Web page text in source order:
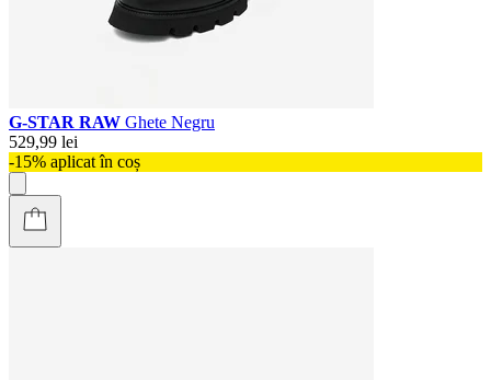
G-STAR RAW Ghete Negru
529,99 lei
-15% aplicat în coș